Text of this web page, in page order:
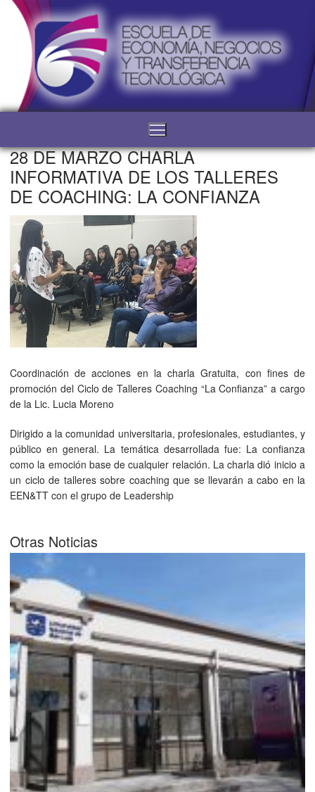
28 DE MARZO CHARLA
INFORMATIVA DE LOS TALLERES
DE COACHING: LA CONFIANZA
Coordinación de acciones en la charla Gratuita, con fines de
promoción del Ciclo de Talleres Coaching “La Confianza” a cargo
de la Lic. Lucia Moreno
Dirigido a la comunidad universitaria, profesionales, estudiantes, y
público en general. La temática desarrollada fue: La confianza
como la emoción base de cualquier relación. La charla dió inicio a
un ciclo de talleres sobre coaching que se llevarán a cabo en la
EEN&TT con el grupo de Leadership
Otras Noticias